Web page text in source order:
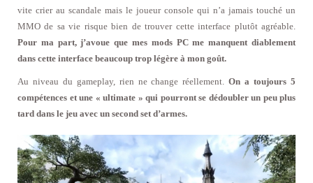
vite crier au scandale mais le joueur console qui n’a jamais touché un
MMO de sa vie risque bien de trouver cette interface plutôt agréable.
Pour ma part, j’avoue que mes mods PC me manquent diablement
dans cette interface beaucoup trop légère à mon goût.
Au niveau du gameplay, rien ne change réellement.On a toujours 5
compétences et une « ultimate » qui pourront se dédoubler un peu plus
tard dans le jeu avec un second set d’armes.